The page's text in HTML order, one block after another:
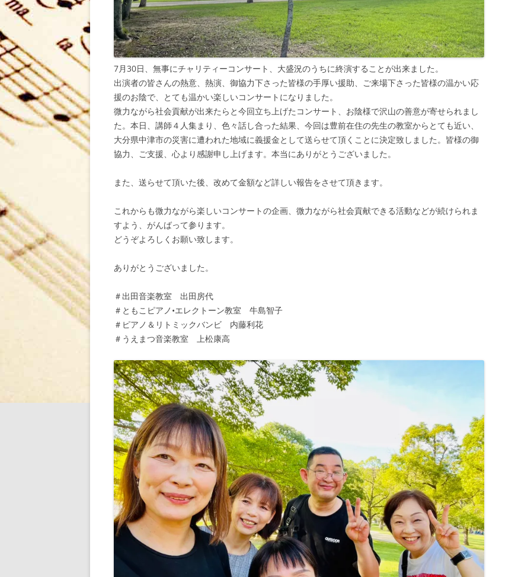
7月30日、無事にチャリティーコンサート、大盛況のうちに終演することが出来ました。
出演者の皆さんの熱意、熱演、御協力下さった皆様の手厚い援助、ご来場下さった皆様の温かい応
援のお陰で、とても温かい楽しいコンサートになりました。
微力ながら社会貢献が出来たらと今回立ち上げたコンサート、お陰様で沢山の善意が寄せられまし
た。本日、講師４人集まり、色々話し合った結果、今回は豊前在住の先生の教室からとても近い、
大分県中津市の災害に遭われた地域に義援金として送らせて頂くことに決定致しました。皆様の御
協力、ご支援、心より感謝申し上げます。本当にありがとうございました。
また、送らせて頂いた後、改めて金額など詳しい報告をさせて頂きます。
これからも微力ながら楽しいコンサートの企画、微力ながら社会貢献できる活動などが続けられま
すよう、がんばって参ります。
どうぞよろしくお願い致します。
ありがとうございました。
＃出田音楽教室 出田房代
＃ともこピアノ•エレクトーン教室 牛島智子
＃ピアノ＆リトミックバンビ 内藤利花
＃うえまつ音楽教室 上松康高